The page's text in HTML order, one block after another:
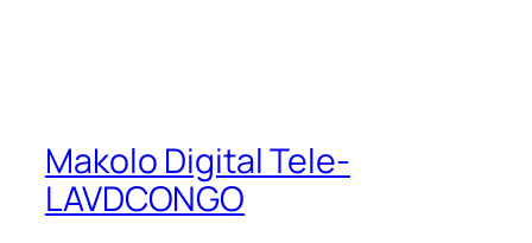
Makolo Digital Tele-
LAVDCONGO